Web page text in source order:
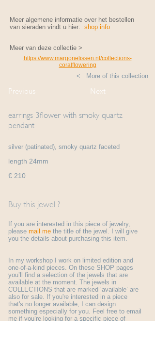
Meer algemene informatie over het bestellen
van sieraden vindt u hier: shop info
Meer van deze collectie >
https://www.margonelissen.nl/collections-
coralflowering
< More of this collection
Previous Next
earrings 3flower with smoky quartz
pendant
silver (patinated), smoky quartz faceted
length 24mm
€ 210
Buy this jewel ?
If you are interested in this piece of jewelry,
please mail me the title of the jewel. I will give
you the details about purchasing this item.
In my workshop I work on limited edition and
one-of-a-kind pieces. On these SHOP pages
you’ll find a selection of the jewels that are
available at the moment. The jewels in
COLLECTIONS that are marked ‘available’ are
also for sale. If you're interested in a piece
that's no longer available, I can design
something especially for you. Feel free to email
me if you’re looking for a specific piece of